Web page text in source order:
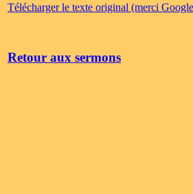
Télécharger le texte original (merci
Retour aux sermons